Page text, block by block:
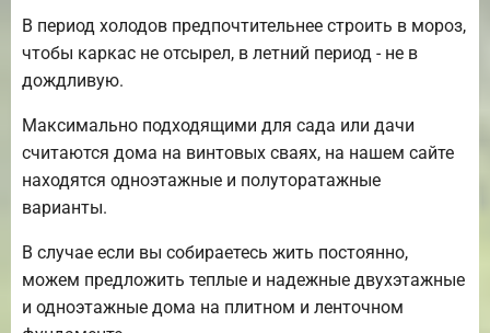
В период холодов предпочтительнее строить в мороз,
чтобы каркас не отсырел, в летний период - не в
дождливую.
Максимально подходящими для сада или дачи
считаются дома на винтовых сваях, на нашем сайте
находятся одноэтажные и полуторатажные
варианты.
В случае если вы собираетесь жить постоянно,
можем предложить теплые и надежные двухэтажные
и одноэтажные дома на плитном и ленточном